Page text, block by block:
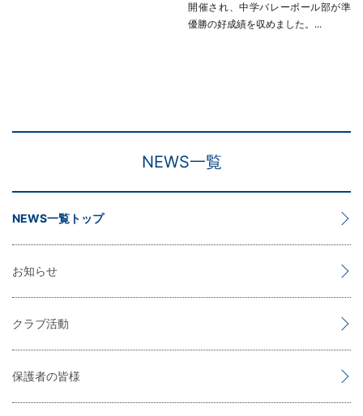
開催され、中学バレーボール部が準
優勝の好成績を収めました。...
NEWS一覧
NEWS一覧トップ
お知らせ
クラブ活動
保護者の皆様